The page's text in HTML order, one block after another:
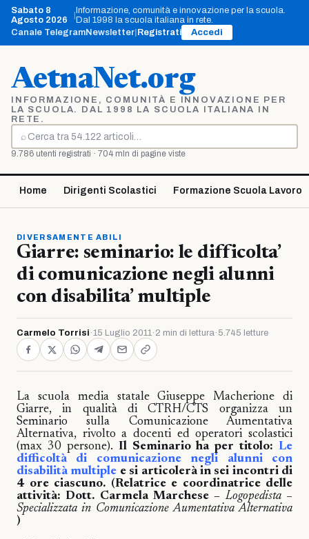
Vai
contenuto
Sabato 8
Agosto 2026
Informazione, comunità e innovazione per la scuola.
Dal 1998 la scuola italiana in rete.
Canale TelegramNewsletter Registrati Accedi
AetnaNet.org
INFORMAZIONE, COMUNITÀ E INNOVAZIONE PER
LA SCUOLA. DAL 1998 LA SCUOLA ITALIANA IN
RETE.
⌕
Cerca
9.786 utenti registrati · 704 mln di pagine viste
Home Dirigenti Scolastici Formazione Scuola Lavoro
DIVERSAMENTE ABILI
Giarre: seminario: le difficolta’
di comunicazione negli alunni
con disabilita’ multiple
Carmelo Torrisi ·15 Luglio 2011· 2 min di lettura· 5.745 letture
La scuola media statale Giuseppe Macherione di
Giarre, in qualità di CTRH/CTS organizza un
Seminario sulla Comunicazione Aumentativa
Alternativa, rivolto a docenti ed operatori scolastici
(max 30 persone). Il Seminario ha per titolo: Le
difficoltà di comunicazione negli alunni con
disabilità multiple e si articolerà in sei incontri di
4 ore ciascuno. (Relatrice e coordinatrice delle
attività:Dott. Carmela Marchese –Logopedista –
Specializzata in Comunicazione Aumentativa Alternativa
)